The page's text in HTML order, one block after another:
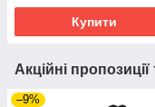
Купити
Акційні
–9%